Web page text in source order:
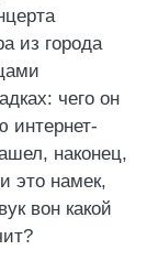
из города
чего он
интернет-
наконец,
это намек,
вон какой